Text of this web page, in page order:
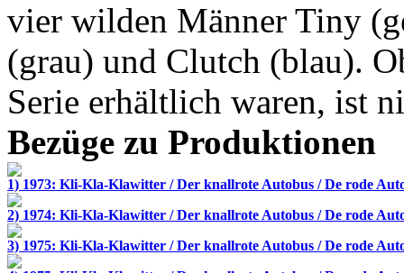
vier wilden Männer Tiny
(grau) und Clutch (blau).
Serie erhältlich waren, ist
Bezüge zu Produktionen
1) 1973: Kli-Kla-Klawitter / Der knallrote Autobus / De rode
2) 1974: Kli-Kla-Klawitter / Der knallrote Autobus / De rode
3) 1975: Kli-Kla-Klawitter / Der knallrote Autobus / De rode